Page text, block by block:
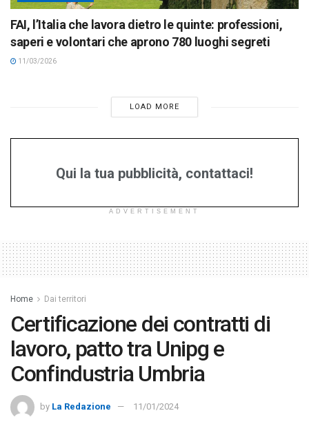
FAI, l’Italia che lavora dietro le quinte: professioni,
saperi e volontari che aprono 780 luoghi segreti
11/03/2026
LOAD MORE
Qui la tua pubblicità, contattaci!
ADVERTISEMENT
Home Dai territori
Certificazione dei contratti di
lavoro, patto tra Unipg e
Confindustria Umbria
by La Redazione 11/01/2024